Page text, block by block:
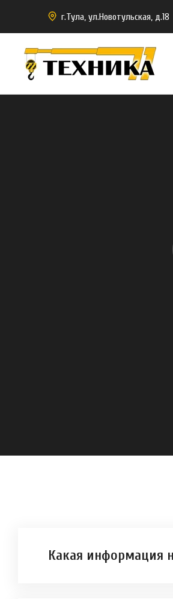
г.Тула, ул.Новотульская, д.18
Какая информация